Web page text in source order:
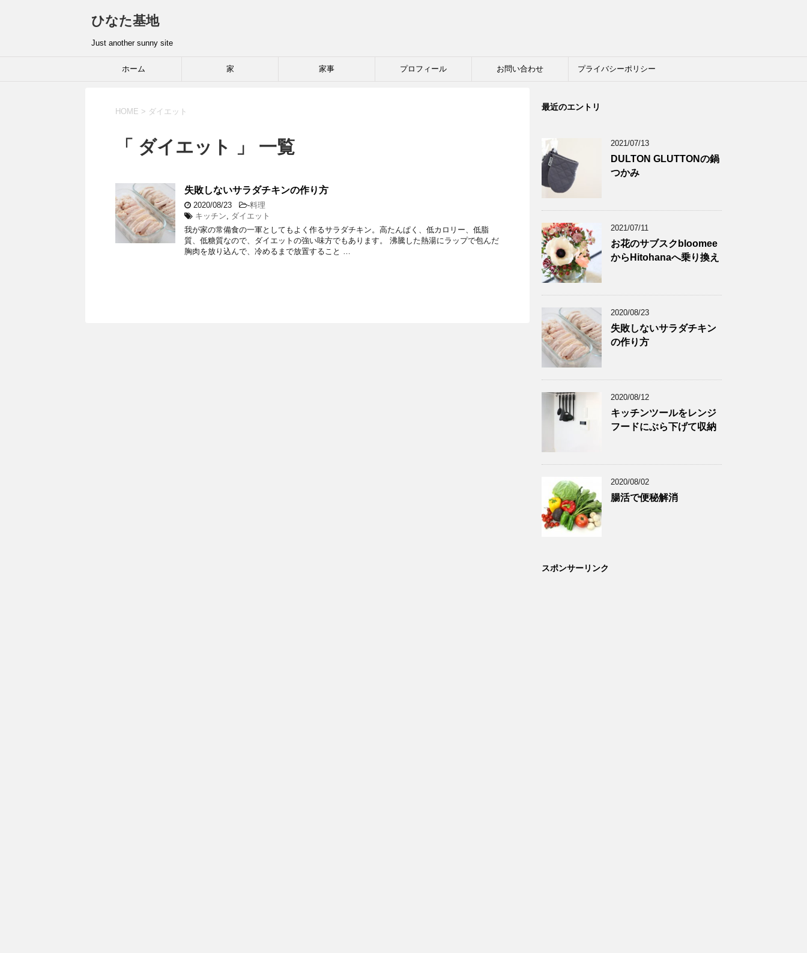
ひなた基地
Just another sunny site
ホーム 家 家事 プロフィール お問い合わせ プライバシーポリシー
HOME > ダイエット
「 ダイエット 」 一覧
失敗しないサラダチキンの作り方
2020/08/23 -料理
キッチン, ダイエット
我が家の常備食の一軍としてもよく作るサラダチキン。高たんぱく、低カロリー、低脂
質、低糖質なので、ダイエットの強い味方でもあります。 沸騰した熱湯にラップで包んだ
胸肉を放り込んで、冷めるまで放置すること …
最近のエントリ
2021/07/13
DULTON GLUTTONの鍋
つかみ
2021/07/11
お花のサブスクbloomee
からHitohanaへ乗り換え
2020/08/23
失敗しないサラダチキン
の作り方
2020/08/12
キッチンツールをレンジ
フードにぶら下げて収納
2020/08/02
腸活で便秘解消
スポンサーリンク